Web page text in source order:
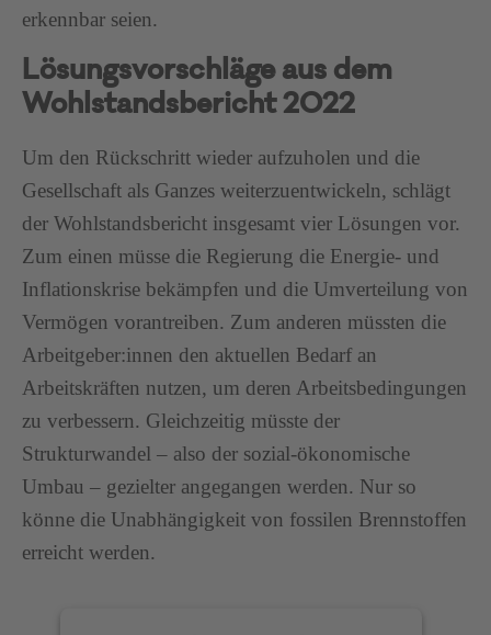
erkennbar seien.
Lösungsvorschläge aus dem
Wohlstandsbericht 2022
Um den Rückschritt wieder aufzuholen und die
Gesellschaft als Ganzes weiterzuentwickeln, schlägt
der Wohlstandsbericht insgesamt vier Lösungen vor.
Zum einen müsse die Regierung die Energie- und
Inflationskrise bekämpfen und die Umverteilung von
Vermögen vorantreiben. Zum anderen müssten die
Arbeitgeber:innen den aktuellen Bedarf an
Arbeitskräften nutzen, um deren Arbeitsbedingungen
zu verbessern. Gleichzeitig müsste der
Strukturwandel – also der sozial-ökonomische
Umbau – gezielter angegangen werden. Nur so
könne die Unabhängigkeit von fossilen Brennstoffen
erreicht werden.